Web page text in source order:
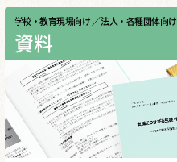
学校・教育現場向け ／ 法人・各種団体向け
資料